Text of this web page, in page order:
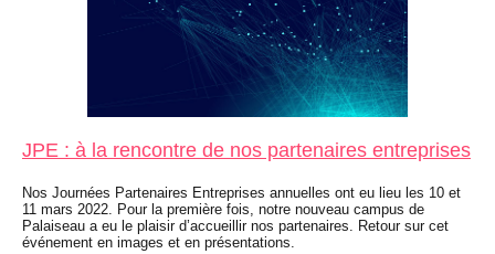
JPE : à la rencontre de nos partenaires entreprises
Nos Journées Partenaires Entreprises annuelles ont eu lieu les 10 et
11 mars 2022. Pour la première fois, notre nouveau campus de
Palaiseau a eu le plaisir d’accueillir nos partenaires. Retour sur cet
événement en images et en présentations.